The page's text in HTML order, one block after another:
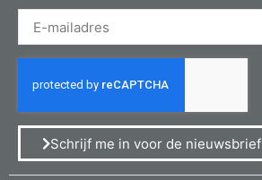
Schrijf me in voor de nieuwsbrief